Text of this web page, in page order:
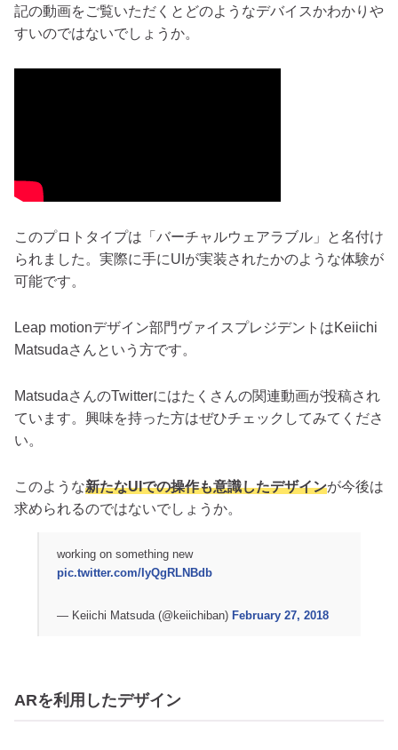
記の動画をご覧いただくとどのようなデバイスかわかりや
すいのではないでしょうか。
このプロトタイプは「バーチャルウェアラブル」と名付け
られました。実際に手にUIが実装されたかのような体験が
可能です。
Leap motionデザイン部門ヴァイスプレジデントはKeiichi
Matsudaさんという方です。
MatsudaさんのTwitterにはたくさんの関連動画が投稿され
ています。興味を持った方はぜひチェックしてみてくださ
い。
このような新たなUIでの操作も意識したデザインが今後は
求められるのではないでしょうか。
working on something new
pic.twitter.com/IyQgRLNBdb
— Keiichi Matsuda (@keiichiban) February 27, 2018
ARを利用したデザイン